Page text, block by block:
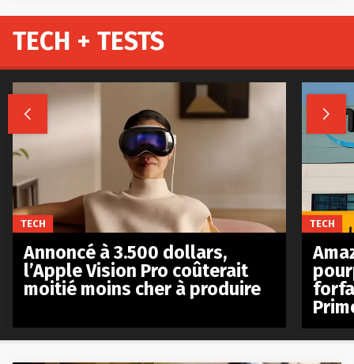
TECH + TESTS
 
TECH
Annoncé à 3.500 dollars,
l’Apple Vision Pro coûterait
moitié moins cher à produire
TECH